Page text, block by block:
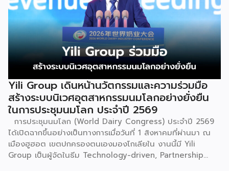
ถิ่นฐานในอดีตกาล เส้นทางของชาวเหมียวต้องเผชิญกับเทือกเขา
สูงชันและพงหนามรกร้าง เพื่อเปิดทางให้เพื่อนพ้องเดินทางผ่าน
พงไพร เหล่าผู้กล้าหาญจึงใช้ร่างกายของตนกลิ้งทับพงหนาม
อย่างไม่เกรงกลัวเพื่อถางทางให้คนในเผ่า ด้วยเหตุนี้ คนรุ่นหลังจึง
ได้จำลองท่วงท่าการกลิ้งตัวดังกล่าวมาต่อยอดและรังสรรค์เป็น
ระบำลู่เซิงอันเป็นเอกลักษณ์ เพื่อรำลึกถึงความกล้าหาญและหยาด
เหงื่อแรงกายของบรรพบุรุษ โดยทุกท่วงท่าการกลิ้งตัวคือการ
คารวะต่อบรรพชน และทุกการกระโดดสะท้อนถึงจิตวิญญาณอัน
แรงกล้าของชนเผ่าเหมียว กุนซานจูถือเป็นหนึ่งในศิลปะการ
เต้นรำที่ปราบเซียนและท้าทายที่สุดของชนเผ่าเหมียว ผู้แสดงจะ
สวมเสื้อนอกสีขาวปักลายอันประณีต และสวมหมวกขนไก่ฟ้า
พร้อมบรรเลงลู่เซิงแบบ 6 ท่อ จุดที่ท้าทายที่สุดคือเสียงเพลงจะ
ต้องพลิ้วไหวอย่างต่อเนื่อง นักเต้นจึงต้องเป่าลู่เซิงอย่าง
สม่ำเสมอโดยไม่สะดุด แม้ในยามที่ต้องโลดโผนด้วยท่วงท่าที่ยาก
Yili Group เดินหน้านวัตกรรมและความร่วมมือ
สร้างระบบนิเวศอุตสาหกรรมนมโลกอย่างยั่งยืน
ในการประชุมนมโลก ประจำปี 2569
การประชุมนมโลก (World Dairy Congress) ประจำปี 2569
ได้เปิดฉากขึ้นอย่างเป็นทางการเมื่อวันที่ 1 สิงหาคมที่ผ่านมา ณ
เมืองฮูฮอต เขตปกครองตนเองมองโกเลียใน งานนี้มี Yili
Group เป็นผู้จัดในธีม Technology-driven, Partnership